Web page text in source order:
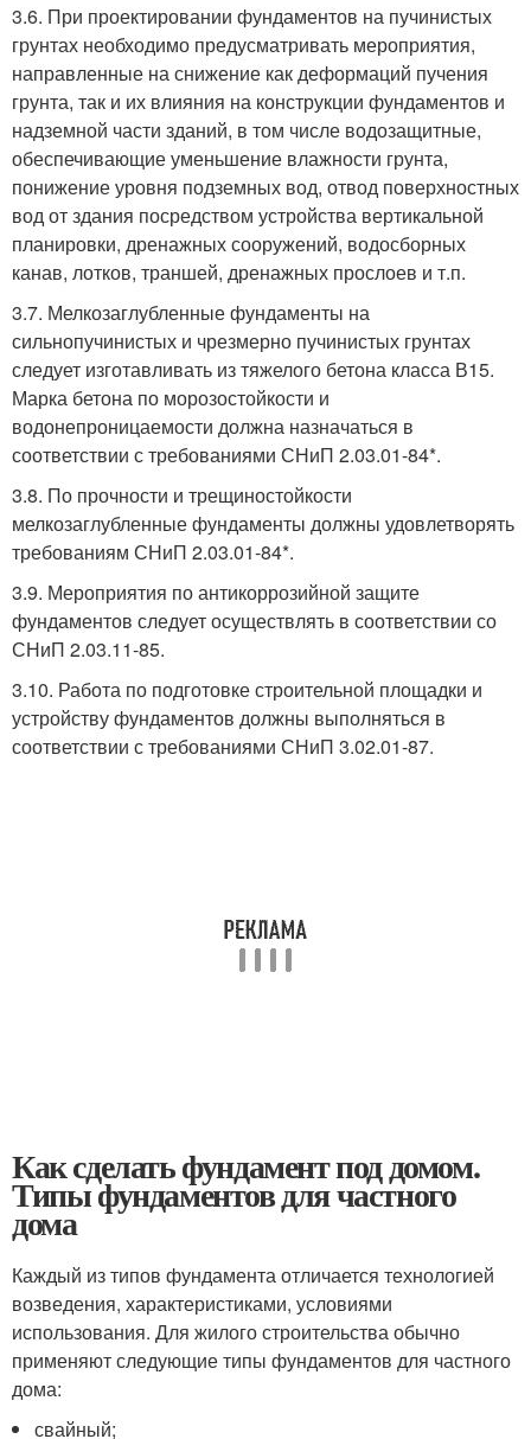
3.6. При проектировании фундаментов на пучинистых
грунтах необходимо предусматривать мероприятия,
направленные на снижение как деформаций пучения
грунта, так и их влияния на конструкции фундаментов и
надземной части зданий, в том числе водозащитные,
обеспечивающие уменьшение влажности грунта,
понижение уровня подземных вод, отвод поверхностных
вод от здания посредством устройства вертикальной
планировки, дренажных сооружений, водосборных
канав, лотков, траншей, дренажных прослоев и т.п.
3.7. Мелкозаглубленные фундаменты на
сильнопучинистых и чрезмерно пучинистых грунтах
следует изготавливать из тяжелого бетона класса В15.
Марка бетона по морозостойкости и
водонепроницаемости должна назначаться в
соответствии с требованиями СНиП 2.03.01-84*.
3.8. По прочности и трещиностойкости
мелкозаглубленные фундаменты должны удовлетворять
требованиям СНиП 2.03.01-84*.
3.9. Мероприятия по антикоррозийной защите
фундаментов следует осуществлять в соответствии со
СНиП 2.03.11-85.
3.10. Работа по подготовке строительной площадки и
устройству фундаментов должны выполняться в
соответствии с требованиями СНиП 3.02.01-87.
Как сделать фундамент под домом.
Типы фундаментов для частного
дома
Каждый из типов фундамента отличается технологией
возведения, характеристиками, условиями
использования. Для жилого строительства обычно
применяют следующие типы фундаментов для частного
дома:
свайный;